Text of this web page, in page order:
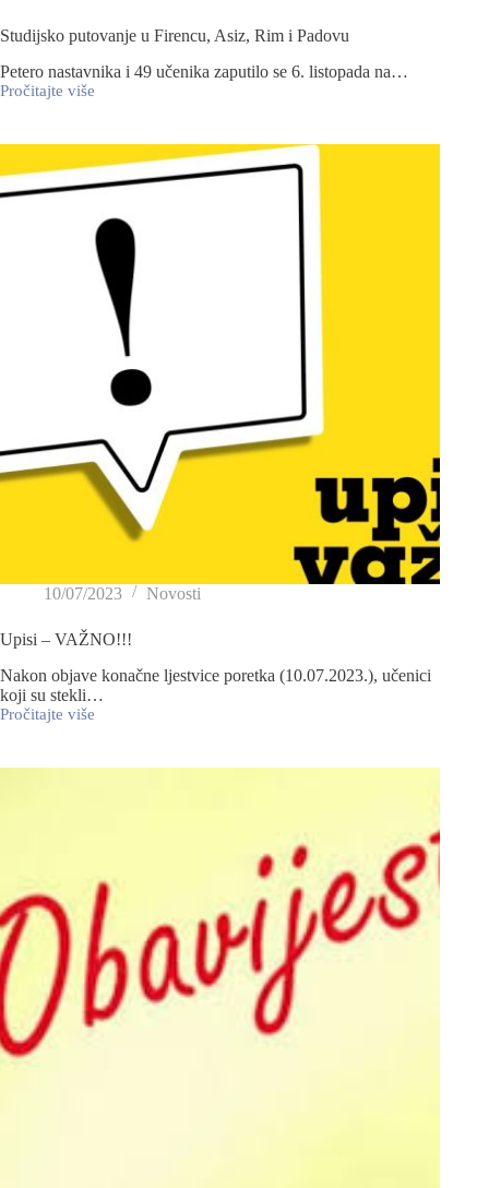
Studijsko putovanje u Firencu, Asiz, Rim i Padovu
Petero nastavnika i 49 učenika zaputilo se 6. listopada na…
Pročitajte više
10/07/2023 Novosti
Upisi – VAŽNO!!!
Nakon objave konačne ljestvice poretka (10.07.2023.), učenici
koji su stekli…
Pročitajte više